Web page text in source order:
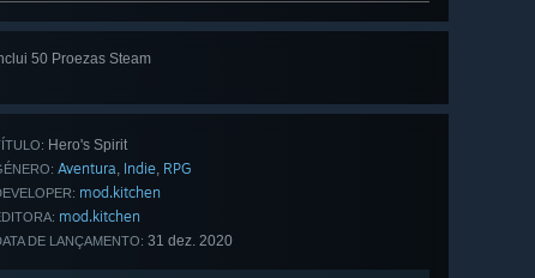
50 Proezas Steam
Hero's Spirit
Aventura, Indie, RPG
mod.kitchen
mod.kitchen
DE LANÇAMENTO: 31 dez. 2020